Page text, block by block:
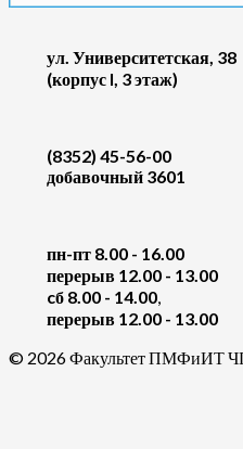
ул. Университетская, 38
(корпус I, 3 этаж)
(8352) 45-56-00
добавочный 3601
пн-пт 8.00 - 16.00
перерыв 12.00 - 13.00
cб 8.00 - 14.00,
перерыв 12.00 - 13.00
© 2026 Факультет ПМФиИТ